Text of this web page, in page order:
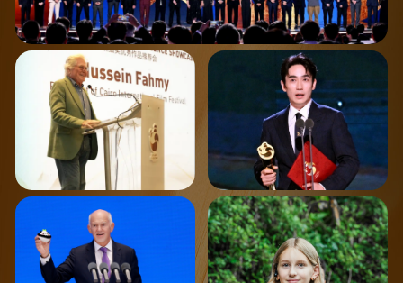
埃及国际电影节主席侯赛因·
法赫米发言
朱一龙 第二届金熊猫奖电影
单元最佳男主角
2025金熊猫国际文化论坛
2025我与熊猫面对面参观活
动